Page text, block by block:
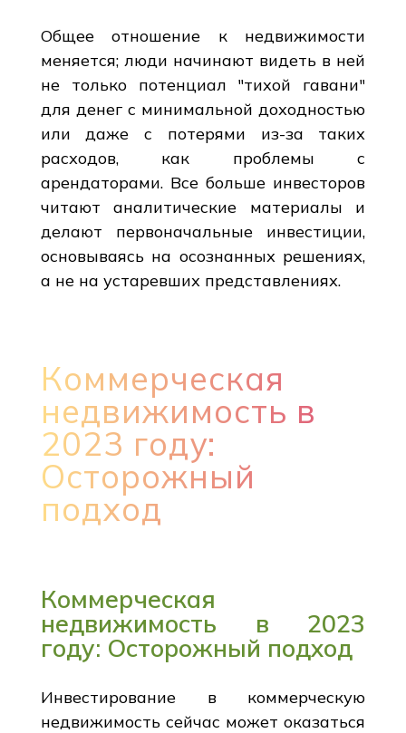
Общее отношение к недвижимости
меняется; люди начинают видеть в ней
не только потенциал "тихой гавани"
для денег с минимальной доходностью
или даже с потерями из-за таких
расходов, как проблемы с
арендаторами. Все больше инвесторов
читают аналитические материалы и
делают первоначальные инвестиции,
основываясь на осознанных решениях,
а не на устаревших представлениях.
Коммерческая
недвижимость в
2023 году:
Осторожный
подход
Коммерческая
недвижимость в 2023
году: Осторожный подход
Инвестирование в коммерческую
недвижимость сейчас может оказаться